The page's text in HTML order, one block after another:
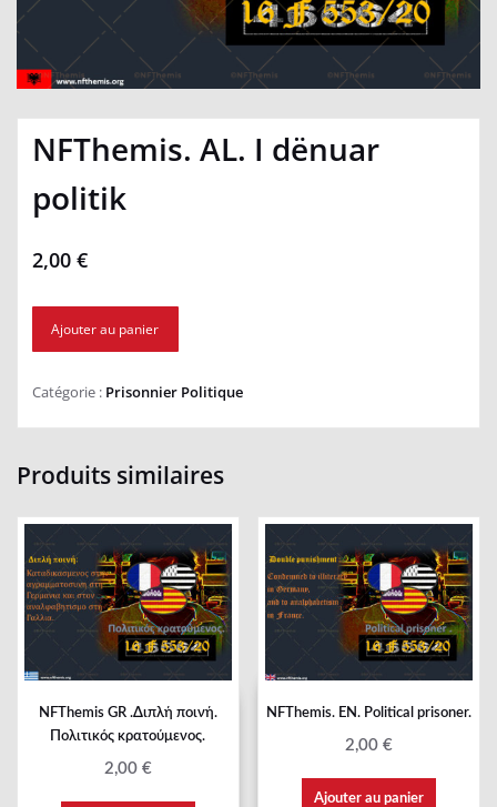
NFThemis. AL. I dënuar
politik
2,00 €
Ajouter au panier
Catégorie : Prisonnier Politique
Produits similaires
NFThemis GR .Διπλή ποινή.
Πολιτικός κρατούμενος.
2,00 €
NFThemis. EN. Political prisoner.
2,00€
Ajouter au panier